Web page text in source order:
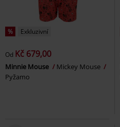
% Exkluzivní
Od Kč 679,00
Minnie Mouse
Mickey Mouse
Pyžamo